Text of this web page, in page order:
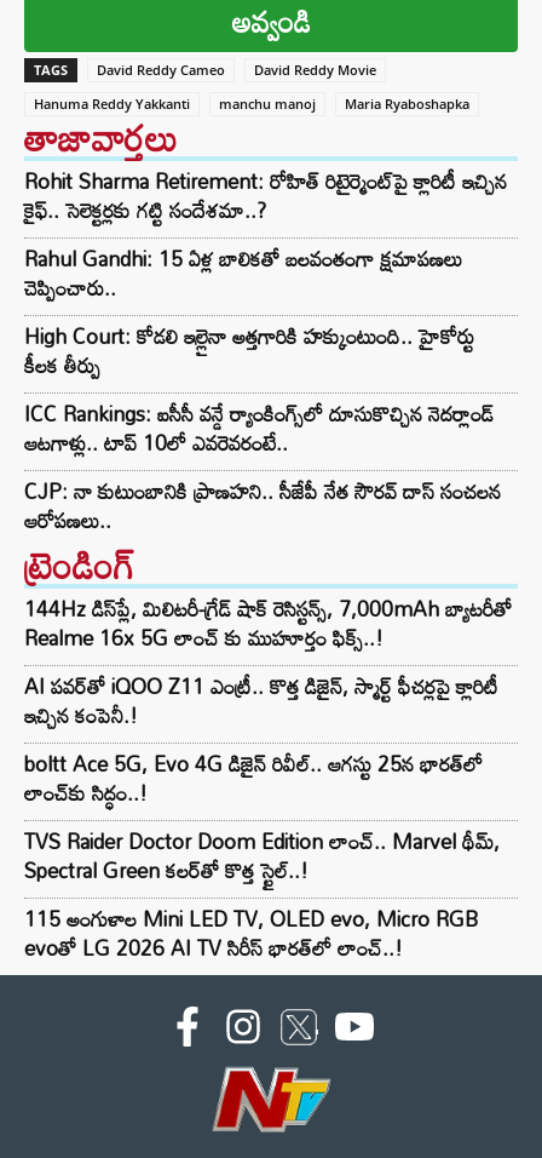
అవ్వండి
TAGS David Reddy Cameo
David Reddy Movie
Hanuma Reddy Yakkanti
manchu manoj Maria Ryaboshapka
తాజావార్తలు
Rohit Sharma Retirement: రోహిత్ రిటైర్మెంట్‌పై క్లారిటీ ఇచ్చిన
కైఫ్.. సెలెక్టర్లకు గట్టి సందేశమా..?
Rahul Gandhi: 15 ఏళ్ల బాలికతో బలవంతంగా క్షమాపణలు
చెప్పించారు..
High Court: కోడలి ఇల్లైనా అత్తగారికి హక్కుంటుంది.. హైకోర్టు
కీలక తీర్పు
ICC Rankings: ఐసీసీ వన్డే ర్యాంకింగ్స్‌లో దూసుకొచ్చిన నెదర్లాండ్
ఆటగాళ్లు.. టాప్ 10లో ఎవరెవరంటే..
CJP: నా కుటుంబానికి ప్రాణహని.. సీజేపీ నేత సౌరవ్ దాస్ సంచలన
ఆరోపణలు..
ట్రెండింగ్‌
144Hz డిస్‌ప్లే, మిలిటరీ-గ్రేడ్ షాక్ రెసిస్టన్స్, 7,000mAh బ్యాటరీతో
Realme 16x 5G లాంచ్ కు ముహూర్తం ఫిక్స్..!
AI పవర్‌తో iQOO Z11 ఎంట్రీ.. కొత్త డిజైన్, స్మార్ట్ ఫీచర్లపై క్లారిటీ
ఇచ్చిన కంపెనీ.!
boltt Ace 5G, Evo 4G డిజైన్ రివీల్.. ఆగస్టు 25న భారత్‌లో
లాంచ్‌కు సిద్ధం..!
TVS Raider Doctor Doom Edition లాంచ్.. Marvel థీమ్,
Spectral Green కలర్‌తో కొత్త స్టైల్..!
115 అంగుళాల Mini LED TV, OLED evo, Micro RGB
evoతో LG 2026 AI TV సిరీస్ భారత్‌లో లాంచ్..!